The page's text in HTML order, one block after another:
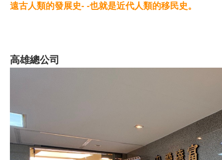
遠古人類的發展史- -也就是近代人類的移民史。
高雄總公司